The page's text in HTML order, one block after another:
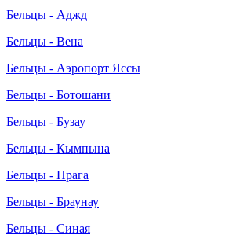
Бельцы - Аджд
Бельцы - Вена
Бельцы - Аэропорт Яссы
Бельцы - Ботошани
Бельцы - Бузау
Бельцы - Кымпына
Бельцы - Прага
Бельцы - Браунау
Бельцы - Синая